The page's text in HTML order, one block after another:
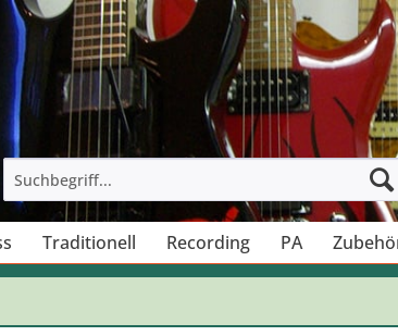
Traditionell Recording PA